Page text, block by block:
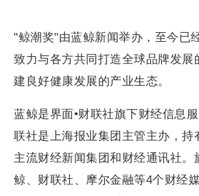
"鲸潮奖"由蓝鲸新闻举办，至今已
致力与各方共同打造全球品牌发展
建良好健康发展的产业生态。
蓝鲸是界面•财联社旗下财经信息
联社是上海报业集团主管主办，持
主流财经新闻集团和财经通讯社。
鲸、财联社、摩尔金融等4个财经